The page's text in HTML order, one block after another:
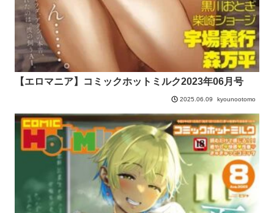
【エロマニア】コミックホットミルク2023年06月号
2025.06.09 kyounootomo